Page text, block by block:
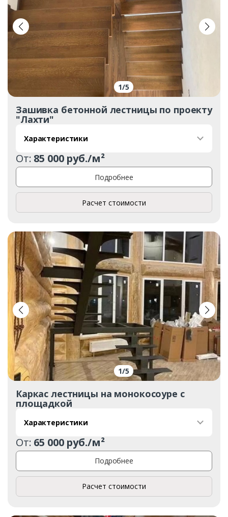
1/5
Зашивка бетонной лестницы по проекту
"Лахти"
Характеристики
От: 85 000 руб./м²
Подробнее
Расчет стоимости
1/5
Каркас лестницы на монокосоуре с
площадкой
Характеристики
От: 65 000 руб./м²
Подробнее
Расчет стоимости